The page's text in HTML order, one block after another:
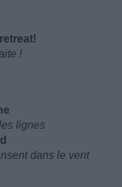
!
lignes
dans le vent